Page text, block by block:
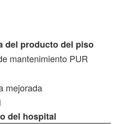
del producto del piso
mantenimiento PUR
mejorada
del hospital